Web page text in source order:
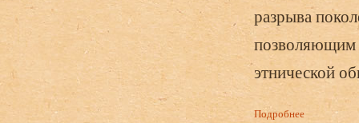
разрыва
позволяющим
этнической
Подробнее о Бройдо